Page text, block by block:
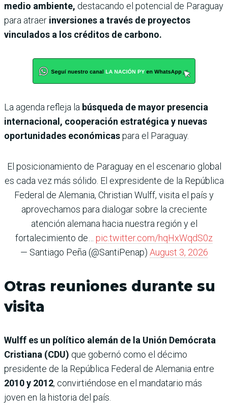
medio ambiente, destacando el potencial de Paraguay
para atraer inversiones a través de proyectos
vinculados a los créditos de carbono.
La agenda refleja la búsqueda de mayor presencia
internacional, cooperación estratégica y nuevas
oportunidades económicaspara el Paraguay.
El posicionamiento de Paraguay en el escenario global
es cada vez más sólido. El expresidente de la República
Federal de Alemania, Christian Wulff, visita el país y
aprovechamos para dialogar sobre la creciente
atención alemana hacia nuestra región y el
fortalecimiento de… pic.twitter.com/hqHxWqdS0z
— Santiago Peña (@SantiPenap) August 3, 2026
Otras reuniones durante su
visita
Wulff es un político alemán de la Unión Demócrata
Cristiana (CDU) que gobernó como el décimo
presidente de la República Federal de Alemania entre
2010 y 2012, convirtiéndose en el mandatario más
joven en la historia del país.